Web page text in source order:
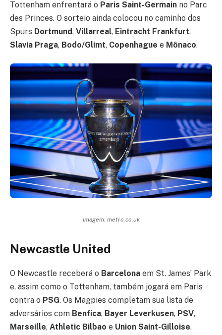
Tottenham enfrentará o Paris Saint-Germain no Parc
des Princes. O sorteio ainda colocou no caminho dos
Spurs Dortmund, Villarreal, Eintracht Frankfurt,
Slavia Praga, Bodo/Glimt, Copenhague e Mônaco.
Imagem: metro.co.uk
Newcastle United
O Newcastle receberá o Barcelona em St. James’ Park
e, assim como o Tottenham, também jogará em Paris
contra o PSG. Os Magpies completam sua lista de
adversários com Benfica, Bayer Leverkusen, PSV,
Marseille, Athletic Bilbao e Union Saint-Gilloise.